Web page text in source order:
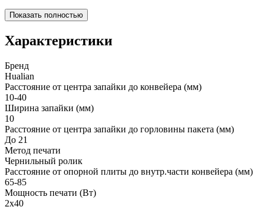
Показать полностью
Характеристики
Бренд
Hualian
Расстояние от центра запайки до конвейера (мм)
10-40
Ширина запайки (мм)
10
Расстояние от центра запайки до горловины пакета (мм)
До 21
Метод печати
Чернильный ролик
Расстояние от опорной плиты до внутр.части конвейера (мм)
65-85
Мощность печати (Вт)
2х40